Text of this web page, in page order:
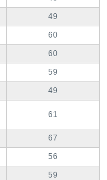
49
60
60
59
49
61
67
56
59